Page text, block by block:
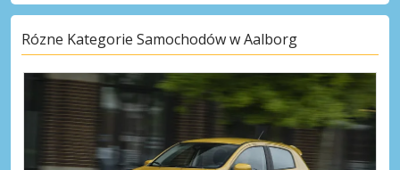
Rózne Kategorie Samochodów w Aalborg